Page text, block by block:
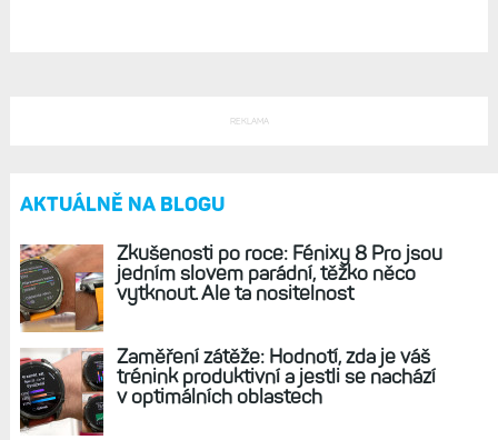
REKLAMA
AKTUÁLNĚ NA BLOGU
Zkušenosti po roce: Fénixy 8 Pro jsou
jedním slovem parádní, těžko něco
vytknout. Ale ta nositelnost
Zaměření zátěže: Hodnotí, zda je váš
trénink produktivní a jestli se nachází
v optimálních oblastech